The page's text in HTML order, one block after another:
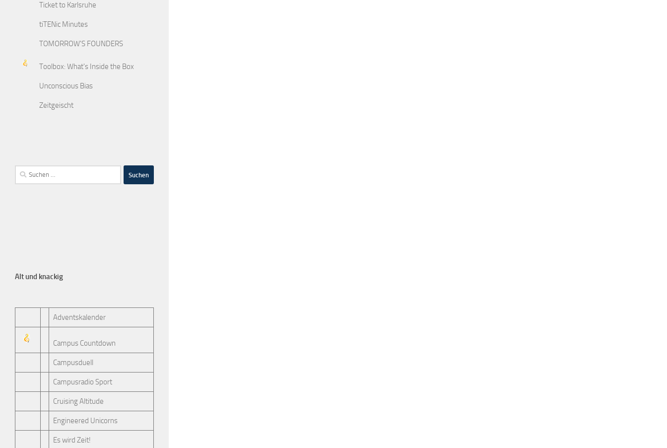
Ticket to Karlsruhe
tiTENic Minutes
TOMORROW'S FOUNDERS
Toolbox: What's Inside the Box
Unconscious Bias
Zeitgeischt
Alt und knackig
Adventskalender
Campus Countdown
Campusduell
Campusradio Sport
Cruising Altitude
Engineered Unicorns
Es wird Zeit!